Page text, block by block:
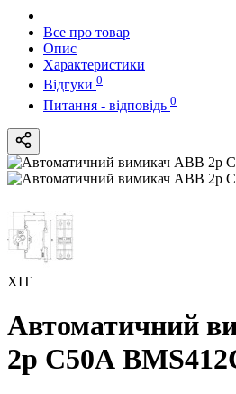
Все про товар
Опис
Характеристики
Відгуки 0
Питання - відповідь 0
ХІТ
Автоматичний
2р С50А